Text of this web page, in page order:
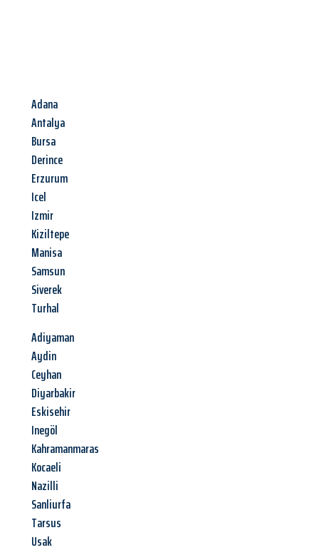
Adana
Antalya
Bursa
Derince
Erzurum
Icel
Izmir
Kiziltepe
Manisa
Samsun
Siverek
Turhal
Adiyaman
Aydin
Ceyhan
Diyarbakir
Eskisehir
Inegöl
Kahramanmaras
Kocaeli
Nazilli
Sanliurfa
Tarsus
Usak